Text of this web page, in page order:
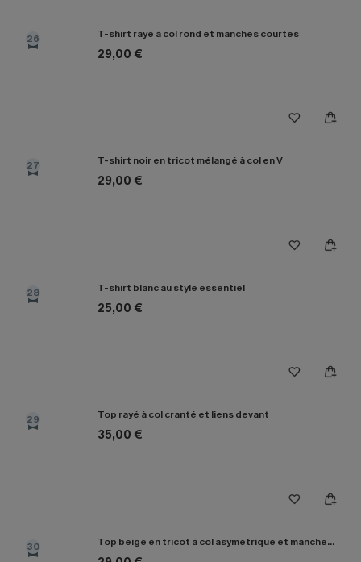
26 T-shirt rayé à col rond et manches courtes
29,00 €
27 T-shirt noir en tricot mélangé à col en V
29,00 €
28 T-shirt blanc au style essentiel
25,00 €
29 Top rayé à col cranté et liens devant
35,00 €
30 Top beige en tricot à col asymétrique et manches longues